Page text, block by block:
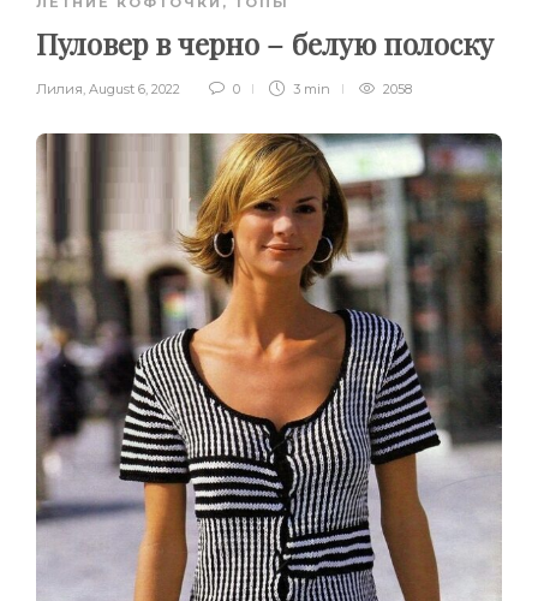
Пуловер в черно – белую полоску
Лилия, August 6, 2022 0 3 min 2058